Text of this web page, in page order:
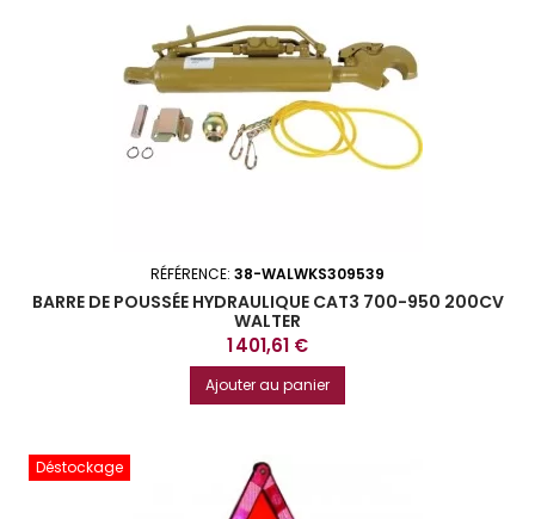
RÉFÉRENCE: 38-WALWKS309539
BARRE DE POUSSÉE HYDRAULIQUE CAT3 700-950 200CV
WALTER
Prix
1 401,61 €
Ajouter au panier
Déstockage